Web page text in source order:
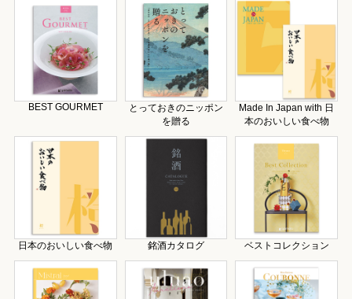
BEST GOURMET
とっておきのニッポン
を贈る
Made In Japan with 日
本のおいしい食べ物
日本のおいしい食べ物 銘酒カタログ ベストコレクション